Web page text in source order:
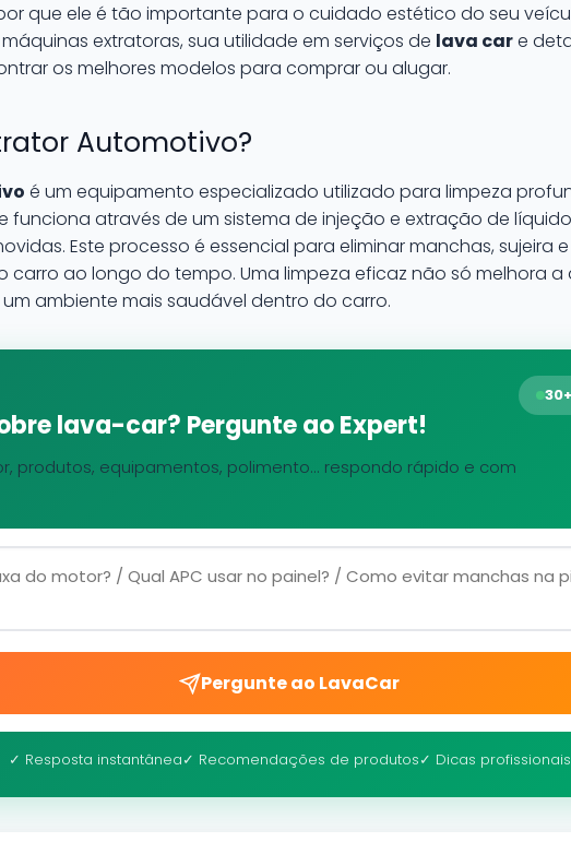
que ele é tão importante para o cuidado estético do seu
extratoras, sua utilidade em serviços de lava care
os melhores modelos para comprar ou alugar.
Automotivo?
é um equipamento especializado utilizado para limpeza
funciona através de um sistema de injeção e extração de
Este processo é essencial para eliminar manchas, sujeira
carro ao longo do tempo. Uma limpeza eficaz não só melhora
ambiente mais saudável dentro do carro.
lava-car? Pergunte ao Expert!
produtos, equipamentos, polimento... respondo rápido e com
Pergunte ao LavaCar
✓ Resposta instantânea✓ Recomendações de produtos✓ Dicas profissionais